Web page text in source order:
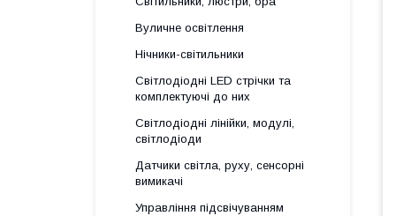
Вуличне освітлення
Нічники-світильники
Світлодіодні LED стрічки та
комплектуючі до них
Світлодіодні лінійки, модулі,
світлодіоди
Датчики світла, руху, сенсорні
вимикачі
Управління підсвічуванням